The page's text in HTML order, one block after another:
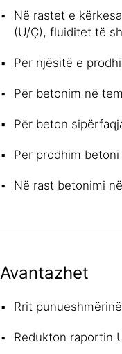
Në rastet e
(U/Ç), fluiditet të
Për njësitë e
Për betonim në
Për beton
Për prodhim
Në rast betonimi
Avantazhet
Rrit
Redukton raportin